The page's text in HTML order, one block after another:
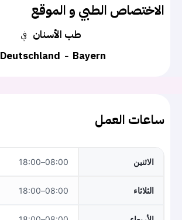
الاختصاص الطبي و الموقع
في طب الأسنان
Deutschland
Bayern
ساعات العمل
الاثنين 08:00–18:00
الثلاثاء 08:00–18:00